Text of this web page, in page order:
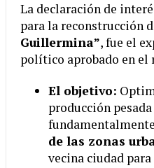
La declaración de
para la reconstrucción
Guillermina”, fue el
político aprobado en el
El objetivo:
producción
de las zonas
vecina ciudad